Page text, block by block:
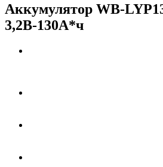
Аккумулятор WB-
3,2В-130А*ч